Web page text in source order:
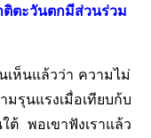
ตะวันตกมีส่วนร่วม
ห็นแล้วว่า ความไม่
มรุนแรงเมื่อเทียบก้บ
ต้ พอเขาฟังเราแล้ว